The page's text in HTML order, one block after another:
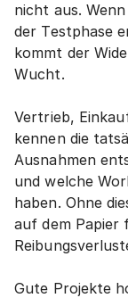
nicht aus.
der Testphase
kommt der
Wucht.
Vertrieb,
kennen die
Ausnahmen
und welche
haben. Ohne
auf dem Papier
Gute Projekte